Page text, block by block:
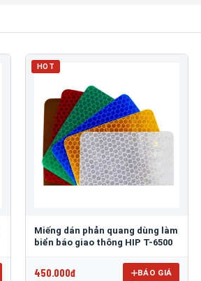
HOT
Miếng dán phản quang dùng làm
biển báo giao thông HIP T-6500
450.000đ BÁO GIÁ